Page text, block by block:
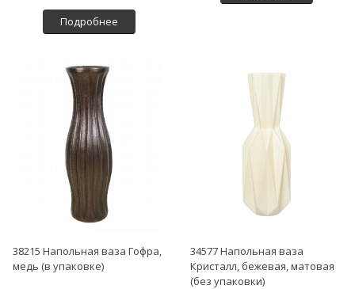
Подробнее
38215 Напольная ваза Гофра,
медь (в упаковке)
34577 Напольная ваза
Кристалл, бежевая, матовая
(без упаковки)